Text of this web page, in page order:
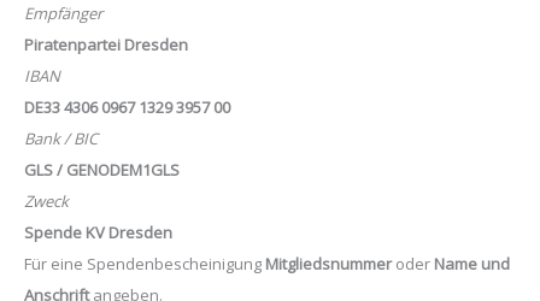
Empfänger
Piratenpartei Dresden
IBAN
DE33 4306 0967 1329 3957 00
Bank / BIC
GLS / GENODEM1GLS
Zweck
Spende KV Dresden
Für eine Spendenbescheinigung Mitgliedsnummeroder Name und
Anschriftangeben.